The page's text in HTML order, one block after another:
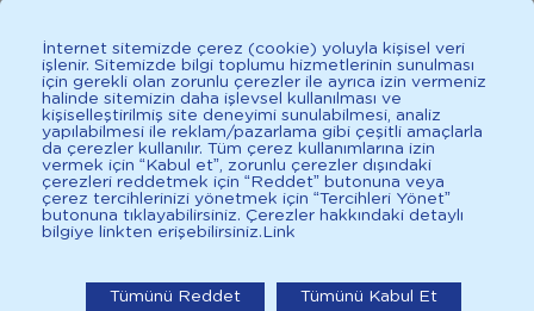
danışınız. Bu sitede yayınlanan bilgiler hekim tavsiyesi
yerine geçmez. En doğru bilgi için doktorunuza danışınız.
Sağlıklı yaşam için dengeli, çeşitli beslenilmelidir. *D vitamini
çocuklarda bağışıklık sisteminin normal işlevine katkıda
bulunur.
İnternet sitemizde çerez (cookie) yoluyla kişisel veri
işlenir. Sitemizde bilgi toplumu hizmetlerinin sunulması
için gerekli olan zorunlu çerezler ile ayrıca izin vermeniz
halinde sitemizin daha işlevsel kullanılması ve
kişiselleştirilmiş site deneyimi sunulabilmesi, analiz
yapılabilmesi ile reklam/pazarlama gibi çeşitli amaçlarla
da çerezler kullanılır. Tüm çerez kullanımlarına izin
vermek için “Kabul et”, zorunlu çerezler dışındaki
çerezleri reddetmek için “Reddet” butonuna veya
çerez tercihlerinizi yönetmek için “Tercihleri Yönet”
butonuna tıklayabilirsiniz. Çerezler hakkındaki detaylı
bilgiye linkten erişebilirsiniz. Link
Tümünü Reddet Tümünü Kabul Et